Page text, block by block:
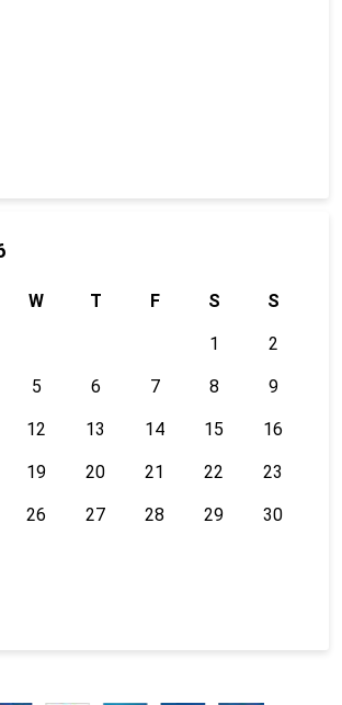
W T F S S
1 2
5 6 7 8 9
12 13 14 15 16
19 20 21 22 23
26 27 28 29 30